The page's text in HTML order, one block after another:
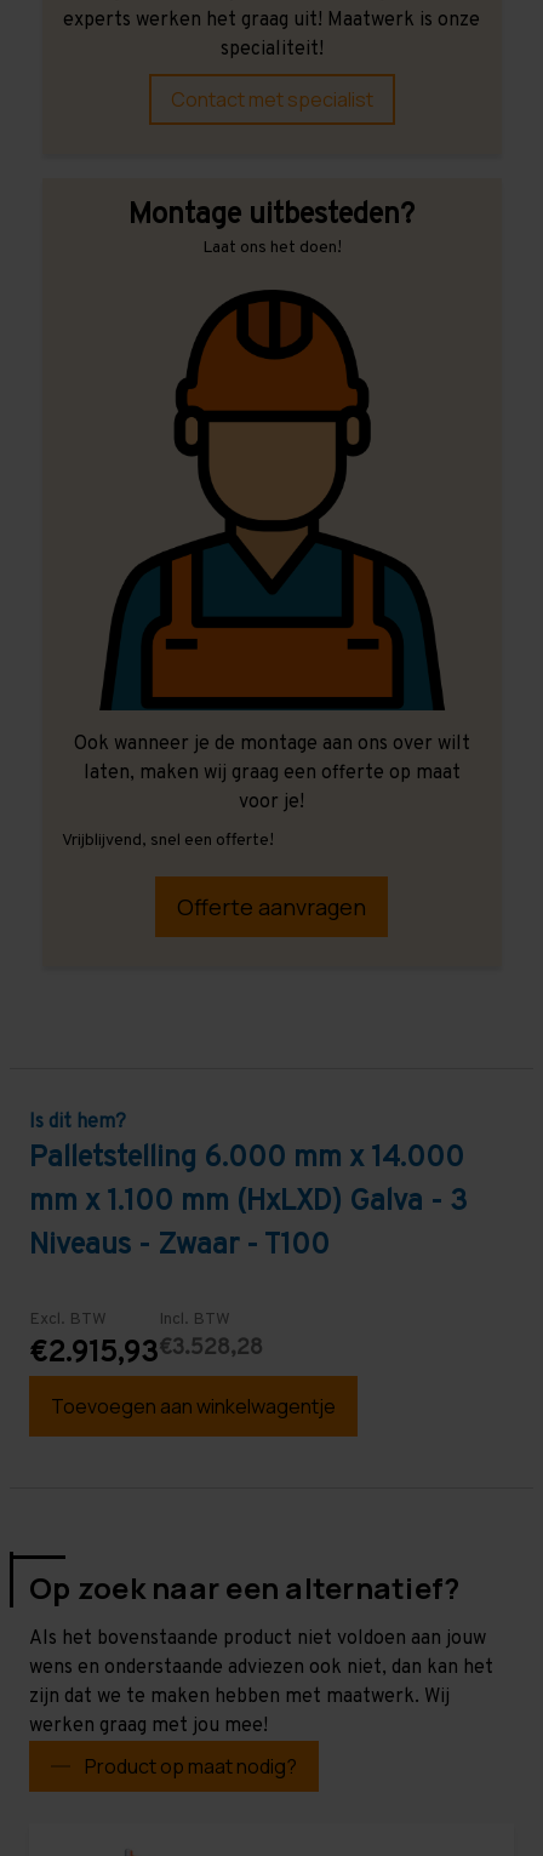
experts werken het graag uit! Maatwerk is onze
specialiteit!
Contact met specialist
Montage uitbesteden?
Laat ons het doen!
Ook wanneer je de montage aan ons over wilt
laten, maken wij graag een offerte op maat
voor je!
Vrijblijvend, snel een offerte!
Offerte aanvragen
Is dit hem?
Palletstelling 6.000 mm x 14.000
mm x 1.100 mm (HxLXD) Galva - 3
Niveaus - Zwaar - T100
Excl. BTW
€2.915,93
Incl. BTW
€3.528,28
Toevoegen aan winkelwagentje
Op zoek naar een alternatief?
Als het bovenstaande product niet voldoen aan jouw
wens en onderstaande adviezen ook niet, dan kan het
zijn dat we te maken hebben met maatwerk. Wij
werken graag met jou mee!
Product op maat nodig?